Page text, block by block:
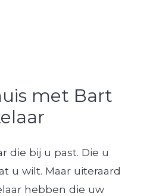
met Bart
die bij u past. Die u
u wilt. Maar uiteraard
hebben die uw